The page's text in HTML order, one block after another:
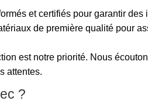
et certifiés pour garantir des
de première qualité pour
est notre priorité. Nous
attentes.
?